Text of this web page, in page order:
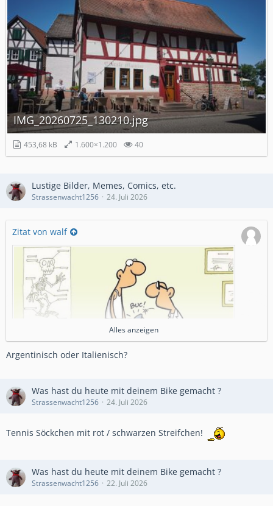
IMG_20260725_130210.jpg
453,68 kB 1.600×1.200 40
Lustige Bilder, Memes, Comics, etc.
Strassenwacht1256 24. Juli 2026
Zitat von walf
Alles anzeigen
Argentinisch oder Italienisch?
Was hast du heute mit deinem Bike gemacht ?
Strassenwacht1256 24. Juli 2026
Tennis Söckchen mit rot / schwarzen Streifchen!
Was hast du heute mit deinem Bike gemacht ?
Strassenwacht1256 22. Juli 2026